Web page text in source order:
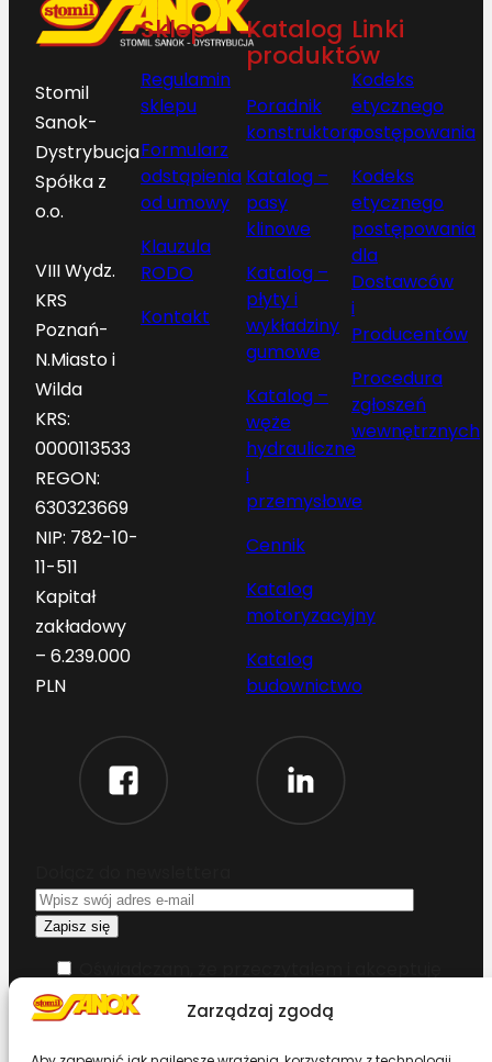
Zarządzaj zgodą
Stomil
Sanok-
Dystrybucja
Spółka z
o.o.
VIII Wydz.
KRS
Poznań-
N.Miasto i
Wilda
KRS:
0000113533
REGON:
630323669
NIP: 782-10-
11-511
Kapitał
zakładowy
– 6.239.000
PLN
Sklep
Regulamin
sklepu
Formularz
odstąpienia
od umowy
Klauzula
RODO
Kontakt
Katalog
produktów
Poradnik
konstruktora
Katalog –
pasy
klinowe
Katalog –
płyty i
wykładziny
gumowe
Katalog –
węże
hydrauliczne
i
przemysłowe
Cennik
Katalog
motoryzacyjny
Katalog
budownictwo
Linki
Kodeks
etycznego
postępowania
Kodeks
etycznego
postępowania
dla
Dostawców
i
Producentów
Procedura
zgłoszeń
wewnętrznych
warunki korzystania z serwisu
Chcesz zostać dystrybutorem?